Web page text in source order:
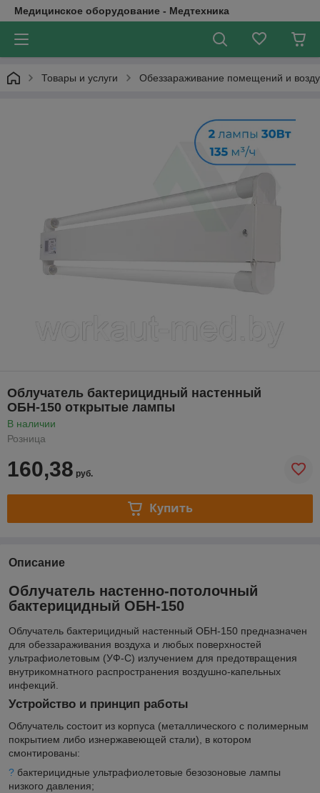
Медицинское оборудование - Медтехника
Товары и услуги Обеззараживание помещений и
Облучатель бактерицидный настенный
ОБН-150 открытые лампы
В наличии
Розница
160,38 руб.
Купить
Описание
Облучатель настенно-потолочный
бактерицидный ОБН-150
Облучатель бактерицидный настенный ОБН-150 предназначен
для обеззараживания воздуха и любых поверхностей
ультрафиолетовым (УФ-С) излучением для предотвращения
внутрикомнатного распространения воздушно-капельных
инфекций.
Устройство и принцип работы
Облучатель состоит из корпуса (металлического с полимерным
покрытием либо изнержавеющей стали), в котором
смонтированы:
? бактерицидные ультрафиолетовые безозоновые лампы
низкого давления;